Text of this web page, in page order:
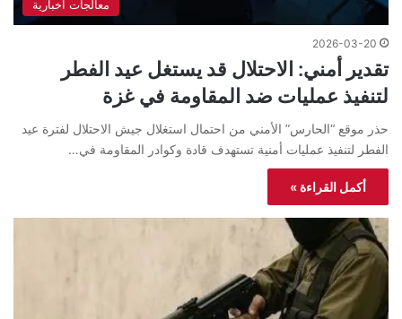
معالجات اخبارية
2026-03-20
تقدير أمني: الاحتلال قد يستغل عيد الفطر
لتنفيذ عمليات ضد المقاومة في غزة
حذر موقع “الحارس” الأمني من احتمال استغلال جيش الاحتلال لفترة عيد
الفطر لتنفيذ عمليات أمنية تستهدف قادة وكوادر المقاومة في…
أكمل القراءة »